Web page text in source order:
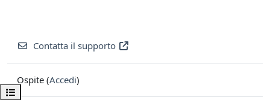
Apri indice del corso
Contatta il supporto
Ospite (Accedi)